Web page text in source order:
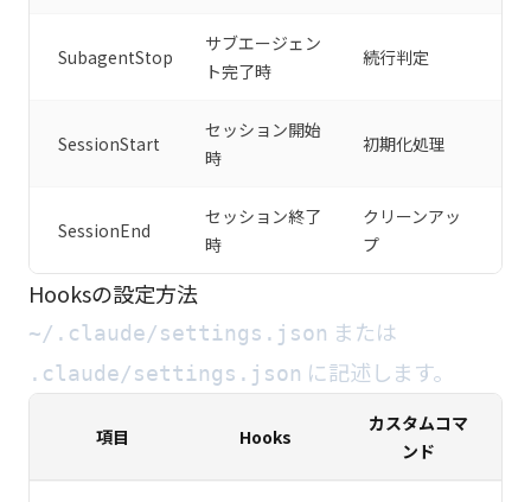
SubagentStop
サブエージェン
ト完了時
続行判定
SessionStart
セッション開始
時
初期化処理
SessionEnd
セッション終了
時
クリーンアッ
プ
Hooksの設定方法
~/.claude/settings.json または
.claude/settings.json に記述します。
項目 Hooks
カスタムコマ
ンド